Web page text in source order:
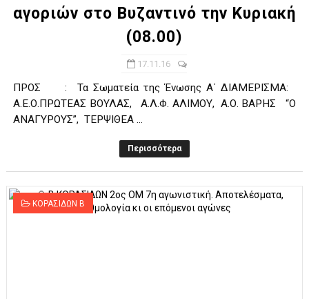
αγοριών στο Βυζαντινό την Κυριακή
(08.00)
17.11.16
ΠΡΟΣ : Τα Σωματεία της Ένωσης Α΄ ΔΙΑΜΕΡΙΣΜΑ:
Α.Ε.Ο.ΠΡΩΤΕΑΣ ΒΟΥΛΑΣ, Α.Λ.Φ. ΑΛΙΜΟΥ, Α.Ο. ΒΑΡΗΣ “Ο
ΑΝΑΓΥΡΟΥΣ”, ΤΕΡΨΙΘΕΑ ...
Περισσότερα
ΚΟΡΑΣΙΔΩΝ Β